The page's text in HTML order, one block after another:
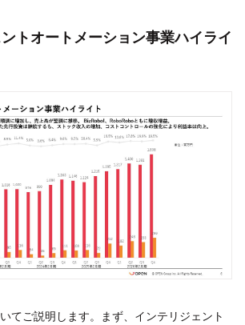
トオートメーション事業ハイライ
てご説明します。まず、インテリジェント